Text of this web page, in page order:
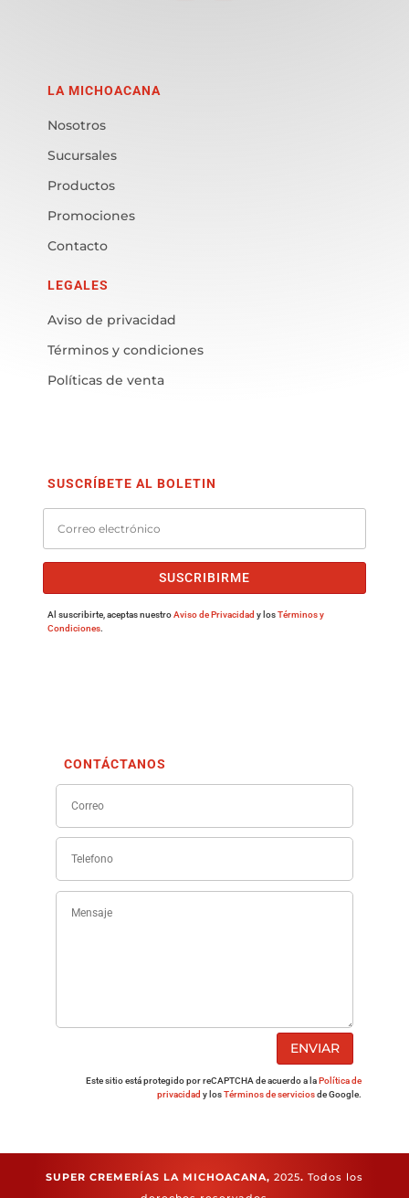
LA MICHOACANA
Nosotros
Sucursales
Productos
Promociones
Contacto
LEGALES
Aviso de privacidad
Términos y condiciones
Políticas de venta
SUSCRÍBETE AL BOLETIN
SUSCRIBIRME
Al suscribirte, aceptas nuestroAviso de Privacidad y losTérminos y
Condiciones.
CONTÁCTANOS
ENVIAR
Este sitio está protegido por reCAPTCHA de acuerdo a laPolítica de
privacidad y losTérminos de serviciosde Google.
SUPER CREMERÍAS LA MICHOACANA, 2025. Todos los